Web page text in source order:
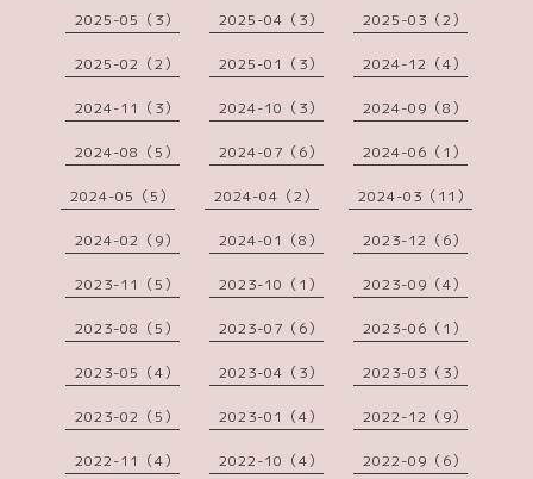
2025-05（3） 2025-04（3） 2025-03（2）
2025-02（2） 2025-01（3） 2024-12（4）
2024-11（3） 2024-10（3） 2024-09（8）
2024-08（5） 2024-07（6） 2024-06（1）
2024-05（5） 2024-04（2） 2024-03（11）
2024-02（9） 2024-01（8） 2023-12（6）
2023-11（5） 2023-10（1） 2023-09（4）
2023-08（5） 2023-07（6） 2023-06（1）
2023-05（4） 2023-04（3） 2023-03（3）
2023-02（5） 2023-01（4） 2022-12（9）
2022-11（4） 2022-10（4） 2022-09（6）